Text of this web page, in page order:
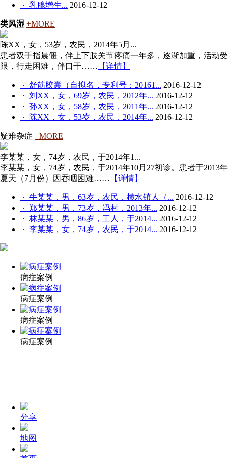
· 乳腺增生... 2016-12-12
类风湿 +MORE
陈XX，女，53岁，农民，2014年5月...
患者双手指晨僵，伴上下肢关节疼痛一年多，逐渐加重，活动受
限，行走困难，伴口干…… 【详情】
· 舒筋胶囊（自拟名，专利号：20161... 2016-12-12
· 刘XX，女，69岁，农民，2012年... 2016-12-12
· 孙XX，女，58岁，农民，2011年... 2016-12-12
· 陈XX，女，53岁，农民，2014年... 2016-12-12
疑难杂症 +MORE
李某某，女，74岁，农民，于2014年1...
李某某，女，74岁，农民，于2014年10月27初诊。患者于2013年
夏天（7月份）因吞咽困难…… 【详情】
· 牛某某，男，63岁，农民，横水镇人（... 2016-12-12
· 郑某某，男，73岁，冯村，2013年... 2016-12-12
· 林某某，男，86岁，工人，于2014... 2016-12-12
· 李某某，女，74岁，农民，于2014... 2016-12-12
病症案例
病症案例
病症案例
病症案例
分享
地图